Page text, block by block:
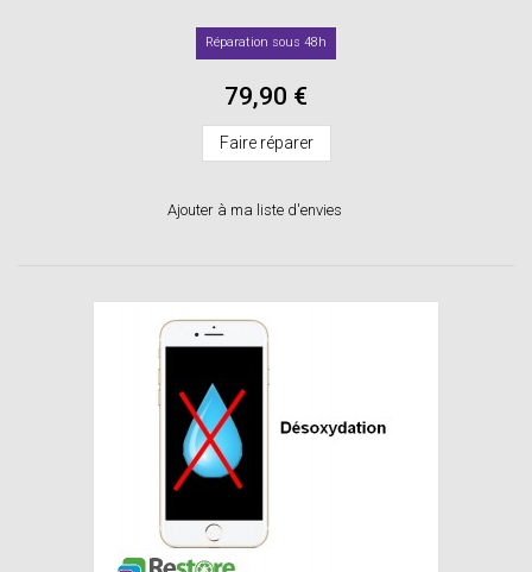
Réparation sous 48h
79,90 €
Faire réparer
Ajouter à ma liste d'envies